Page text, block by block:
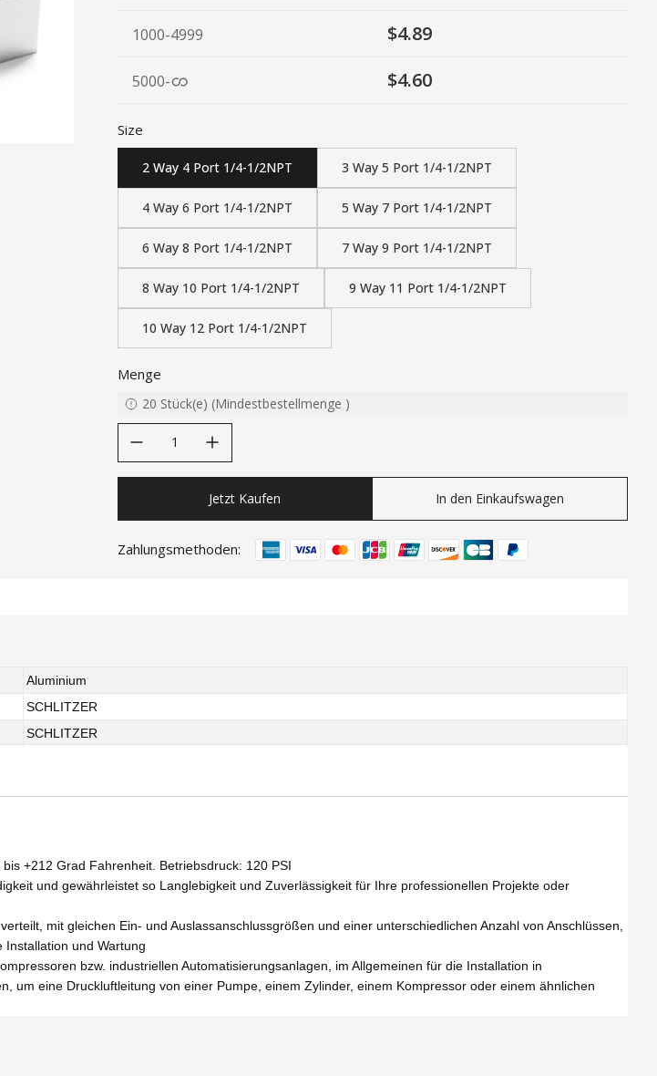
1000-4999 $4.89
5000- $4.60
Size
2 Way 4 Port 1/4-1/2NPT 3 Way 5 Port 1/4-1/2NPT
4 Way 6 Port 1/4-1/2NPT 5 Way 7 Port 1/4-1/2NPT
6 Way 8 Port 1/4-1/2NPT 7 Way 9 Port 1/4-1/2NPT
8 Way 10 Port 1/4-1/2NPT 9 Way 11 Port 1/4-1/2NPT
10 Way 12 Port 1/4-1/2NPT
Menge
20 Stück(e) (Mindestbestellmenge )
Jetzt Kaufen In den Einkaufswagen
Zahlungsmethoden:
Aluminium
SCHLITZER
SCHLITZER
+212 Grad Fahrenheit. Betriebsdruck: 120 PSI
und gewährleistet so Langlebigkeit und Zuverlässigkeit für Ihre professionellen Projekte oder
mit gleichen Ein- und Auslassanschlussgrößen und einer unterschiedlichen Anzahl von Anschlüssen,
und Wartung
bzw. industriellen Automatisierungsanlagen, im Allgemeinen für die Installation in
um eine Druckluftleitung von einer Pumpe, einem Zylinder, einem Kompressor oder einem ähnlichen